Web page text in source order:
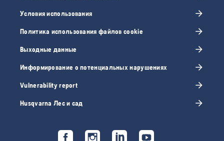
Условия использования
Политика использования файлов cookie
Выходные данные
Информирование о потенциальных нарушениях
Vulnerability report
Husqvarna Лес и сад